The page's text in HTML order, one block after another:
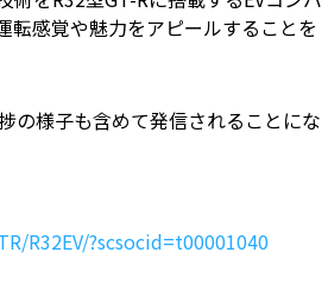
転感覚や魅力をアピールすることを
の様子も含めて発信されることにな
R32EV/?scsocid=t00001040